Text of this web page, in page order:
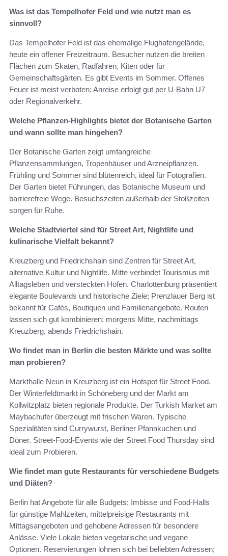
Was ist das Tempelhofer Feld und wie nutzt man es
sinnvoll?
Das Tempelhofer Feld ist das ehemalige Flughafengelände,
heute ein offener Freizeitraum. Besucher nutzen die breiten
Flächen zum Skaten, Radfahren, Kiten oder für
Gemeinschaftsgärten. Es gibt Events im Sommer. Offenes
Feuer ist meist verboten; Anreise erfolgt gut per U-Bahn U7
oder Regionalverkehr.
Welche Pflanzen-Highlights bietet der Botanische Garten
und wann sollte man hingehen?
Der Botanische Garten zeigt umfangreiche
Pflanzensammlungen, Tropenhäuser und Arzneipflanzen.
Frühling und Sommer sind blütenreich, ideal für Fotografien.
Der Garten bietet Führungen, das Botanische Museum und
barrierefreie Wege. Besuchszeiten außerhalb der Stoßzeiten
sorgen für Ruhe.
Welche Stadtviertel sind für Street Art, Nightlife und
kulinarische Vielfalt bekannt?
Kreuzberg und Friedrichshain sind Zentren für Street Art,
alternative Kultur und Nightlife. Mitte verbindet Tourismus mit
Alltagsleben und versteckten Höfen. Charlottenburg präsentiert
elegante Boulevards und historische Ziele; Prenzlauer Berg ist
bekannt für Cafés, Boutiquen und Familienangebote. Routen
lassen sich gut kombinieren: morgens Mitte, nachmittags
Kreuzberg, abends Friedrichshain.
Wo findet man in Berlin die besten Märkte und was sollte
man probieren?
Markthalle Neun in Kreuzberg ist ein Hotspot für Street Food.
Der Winterfeldtmarkt in Schöneberg und der Markt am
Kollwitzplatz bieten regionale Produkte. Der Turkish Market am
Maybachufer überzeugt mit frischen Waren. Typische
Spezialitäten sind Currywurst, Berliner Pfannkuchen und
Döner. Street-Food-Events wie der Street Food Thursday sind
ideal zum Probieren.
Wie findet man gute Restaurants für verschiedene Budgets
und Diäten?
Berlin hat Angebote für alle Budgets: Imbisse und Food-Halls
für günstige Mahlzeiten, mittelpreisige Restaurants mit
Mittagsangeboten und gehobene Adressen für besondere
Anlässe. Viele Lokale bieten vegetarische und vegane
Optionen. Reservierungen lohnen sich bei beliebten Adressen;